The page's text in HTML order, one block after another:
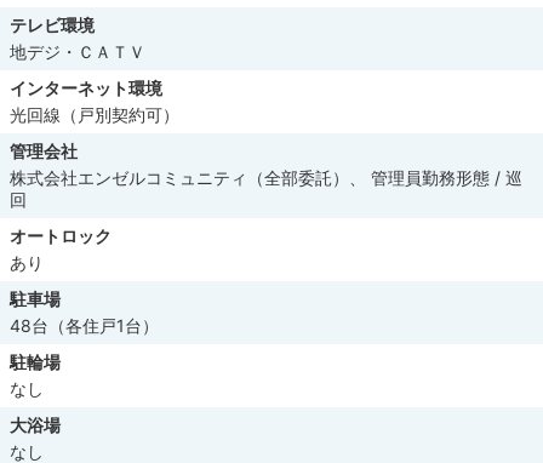
テレビ環境
地デジ・ＣＡＴＶ
インターネット環境
光回線（戸別契約可）
管理会社
株式会社エンゼルコミュニティ（全部委託）、 管理員勤務形態 / 巡
回
オートロック
あり
駐車場
48台（各住戸1台）
駐輪場
なし
大浴場
なし